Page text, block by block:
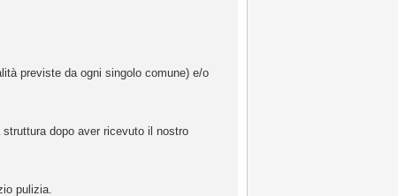
previste da ogni singolo comune) e/o
dopo aver ricevuto il nostro
pulizia.